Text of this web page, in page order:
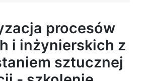
procesów
i inżynierskich z
sztucznej